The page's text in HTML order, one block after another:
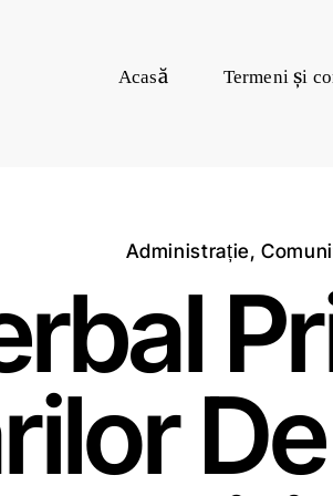
Acasă Termeni și
Administrație,